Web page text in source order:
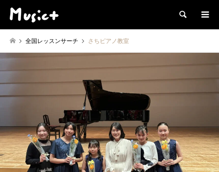
検索
全国レッスンサーチ さちピアノ教室